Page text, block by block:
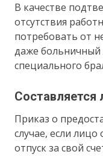
В качестве
отсутствия
потребовать от
даже больничный
специального
Составляется
Приказ о
случае, если
отпуск за свой